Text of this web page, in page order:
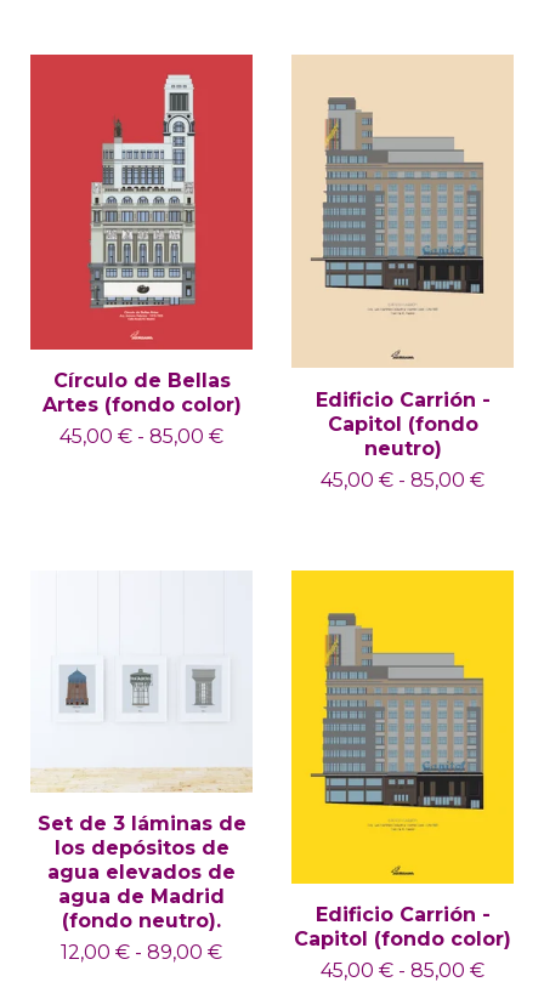
Círculo de Bellas
Artes (fondo color)
45,00 € - 85,00 €
Edificio Carrión -
Capitol (fondo
neutro)
45,00 € - 85,00 €
Set de 3 láminas de
los depósitos de
agua elevados de
agua de Madrid
(fondo neutro).
12,00 € - 89,00 €
Edificio Carrión -
Capitol (fondo color)
45,00 € - 85,00 €